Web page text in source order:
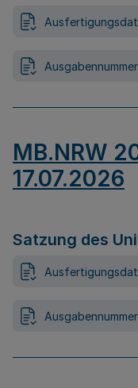
Ausgabennummer
MB.NRW
17.07.2026
Satzung des
Ausgabennummer